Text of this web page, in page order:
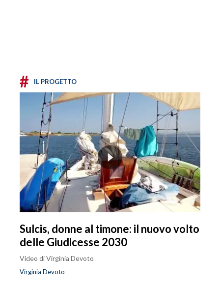
# IL PROGETTO
Sulcis, donne al timone: il nuovo volto
delle Giudicesse 2030
Video di Virginia Devoto
Virginia Devoto